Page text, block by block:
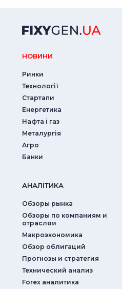
НОВИНИ
Ринки
Технології
Стартапи
Енергетика
Нафта і газ
Металургія
Агро
Банки
АНАЛIТИКА
Обзоры рынка
Обзоры по компаниям и
отраслям
Макроэкономика
Обзор облигаций
Прогнозы и стратегия
Технический анализ
Forex аналитика